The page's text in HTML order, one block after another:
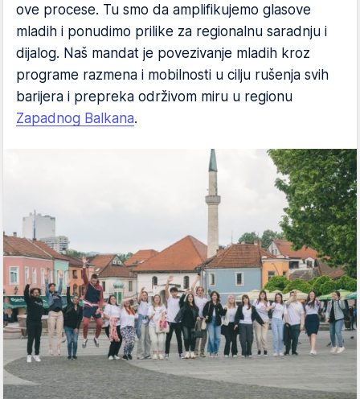
ove procese. Tu smo da amplifikujemo glasove
mladih i ponudimo prilike za regionalnu saradnju i
dijalog. Naš mandat je povezivanje mladih kroz
programe razmena i mobilnosti u cilju rušenja svih
barijera i prepreka održivom miru u regionu
Zapadnog Balkana.